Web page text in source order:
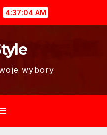
4:37:05 AM
wybory